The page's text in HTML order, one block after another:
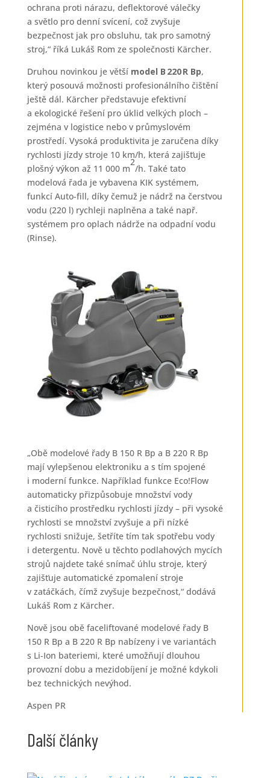
ochrana proti nárazu, deflektorové válečky
a světlo pro denní svícení, což zvyšuje
bezpečnost jak pro obsluhu, tak pro samotný
stroj,“ říká Lukáš Rom ze společnosti Kärcher.
Druhou novinkou je větší model B 220 R Bp,
který posouvá možnosti profesionálního čištění
ještě dál. Kärcher představuje efektivní
a ekologické řešení pro úklid velkých ploch –
zejména v logistice nebo v průmyslovém
prostředí. Vysoká produktivita je zaručena díky
rychlosti jízdy stroje 10 km/h, která zajišťuje
plošný výkon až 11 000 m
2
/h. Také tato
modelová řada je vybavena KIK systémem,
funkcí Auto-fill, díky čemuž je nádrž na čerstvou
vodu (220 l) rychleji naplněna a také např.
systémem pro oplach nádrže na odpadní vodu
(Rinse).
„Obě modelové řady B 150 R Bp a B 220 R Bp
mají vylepšenou elektroniku a s tím spojené
i moderní funkce. Například funkce Eco!Flow
automaticky přizpůsobuje množství vody
a čisticího prostředku rychlosti jízdy – při vysoké
rychlosti se množství zvyšuje a při nízké
rychlosti snižuje, šetříte tím tak spotřebu vody
i detergentu. Nově u těchto podlahových mycích
strojů najdete také snímač úhlu stroje, který
zajišťuje automatické zpomalení stroje
v zatáčkách, čímž zvyšuje bezpečnost,“ dodává
Lukáš Rom z Kärcher.
Nově jsou obě faceliftované modelové řady B
150 R Bp a B 220 R Bp nabízeny i ve variantách
s Li-Ion bateriemi, které umožňují dlouhou
provozní dobu a mezidobíjení je možné kdykoli
bez technických nevýhod.
Aspen PR
Další články